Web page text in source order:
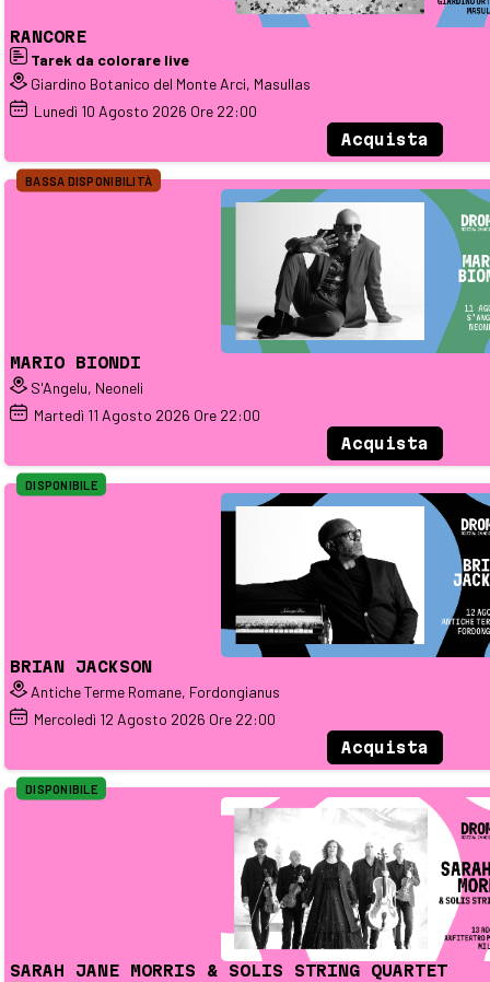
RANCORE
Tarek da colorare live
Giardino Botanico del Monte Arci, Masullas
Lunedì 10 Agosto 2026 Ore 22:00
Acquista
MARIO BIONDI
S'Angelu, Neoneli
Martedì 11 Agosto 2026 Ore 22:00
BASSA DISPONIBILITÀ
Acquista
BRIAN JACKSON
Antiche Terme Romane, Fordongianus
Mercoledì 12 Agosto 2026 Ore 22:00
DISPONIBILE
Acquista
SARAH JANE MORRIS & SOLIS STRING QUARTET
DISPONIBILE